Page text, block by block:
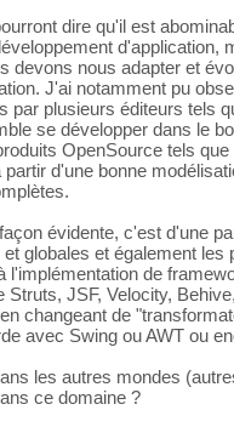
dire qu'il est
d'application,
devons nous adapter et
J'ai notamment pu
par plusieurs éditeurs tels
se développer dans le
OpenSource tels que
d'une bonne
évidente, c'est d'une
globales et également les
l'implémentation de
Struts, JSF, Velocity,
changeant de
avec Swing ou AWT ou
les autres mondes
ce domaine ?